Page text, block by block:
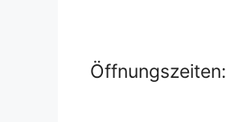
Öffnungszeiten: